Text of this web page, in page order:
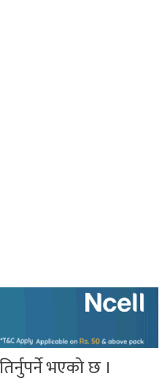
भएको छ ।